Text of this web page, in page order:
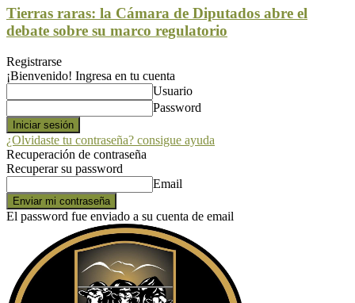
Tierras raras: la Cámara de Diputados abre el
debate sobre su marco regulatorio
Registrarse
¡Bienvenido! Ingresa en tu cuenta
Usuario
Password
¿Olvidaste tu contraseña? consigue ayuda
Recuperación de contraseña
Recuperar su password
Email
El password fue enviado a su cuenta de email